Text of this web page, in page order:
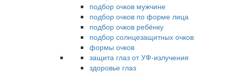
подбор очков мужчине
подбор очков по форме лица
подбор очков ребёнку
подбор солнцезащитных очков
формы очков
защита глаз от УФ-излучения
здоровье глаз